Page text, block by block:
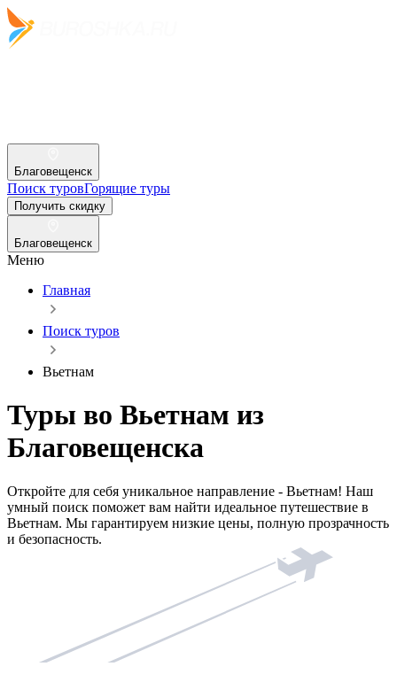
Благовещенск
Поиск туровГорящие туры
Получить скидку
Благовещенск
Меню
Главная
Поиск туров
Вьетнам
Туры во Вьетнам из
Благовещенска
Откройте для себя уникальное направление - Вьетнам! Наш
умный поиск поможет вам найти идеальное путешествие в
Вьетнам. Мы гарантируем низкие цены, полную прозрачность
и безопасность.